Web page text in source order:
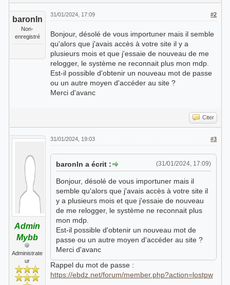
baronln
Non-
enregistré
#2
31/01/2024, 17:09
Bonjour, désolé de vous importuner mais il semble
qu'alors que j'avais accès à votre site il y a
plusieurs mois et que j'essaie de nouveau de me
relogger, le système ne reconnait plus mon mdp.
Est-il possible d'obtenir un nouveau mot de passe
ou un autre moyen d'accéder au site ?
Merci d'avanc
Citer
Admin
Mybb
Administrate
ur
#3
31/01/2024, 19:03
(31/01/2024, 17:09)
baronln a écrit :
Bonjour, désolé de vous importuner mais il
semble qu'alors que j'avais accès à votre site il
y a plusieurs mois et que j'essaie de nouveau
de me relogger, le système ne reconnait plus
mon mdp.
Est-il possible d'obtenir un nouveau mot de
passe ou un autre moyen d'accéder au site ?
Merci d'avanc
Rappel du mot de passe :
https://ebdz.net/forum/member.php?action=lostpw